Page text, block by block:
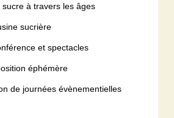
sucre à travers les âges
sucrière
et spectacles
éphémère
de journées évènementielles